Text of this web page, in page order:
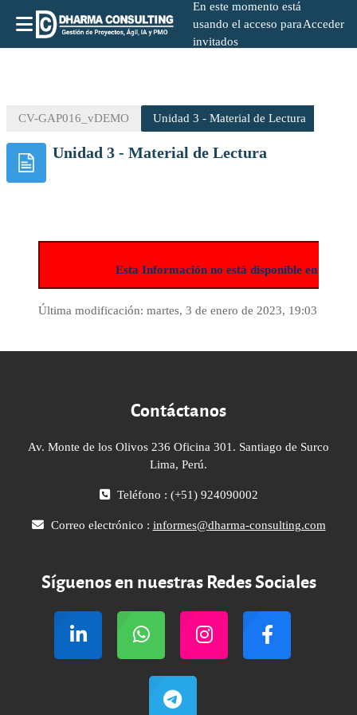
En este momento está
usando el acceso para
invitados
Acceder
CV-GAP016_vDEMO Unidad 3 - Material de Lectura
Unidad 3 - Material de Lectura
Esta Información no está disponible en la
Última modificación: martes, 3 de enero de 2023, 19:03
Contáctanos
Av. Monte de los Olivos 236 Oficina 301. Santiago de Surco
Lima, Perú.
Teléfono : (+51) 924090002
Correo electrónico : informes@dharma-consulting.com
Síguenos en nuestras Redes Sociales